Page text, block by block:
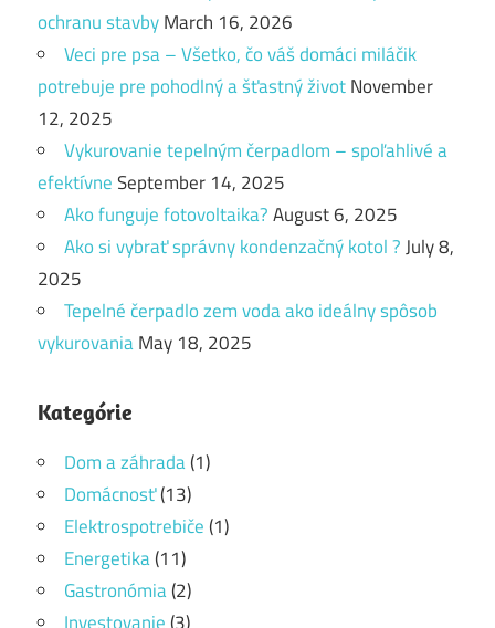
ochranu stavbyMarch 16, 2026
Veci pre psa – Všetko, čo váš domáci miláčik
potrebuje pre pohodlný a šťastný životNovember
12, 2025
Vykurovanie tepelným čerpadlom – spoľahlivé a
efektívneSeptember 14, 2025
Ako funguje fotovoltaika?August 6, 2025
Ako si vybrať správny kondenzačný kotol ?July 8,
2025
Tepelné čerpadlo zem voda ako ideálny spôsob
vykurovaniaMay 18, 2025
Kategórie
Dom a záhrada(1)
Domácnosť(13)
Elektrospotrebiče(1)
Energetika(11)
Gastronómia(2)